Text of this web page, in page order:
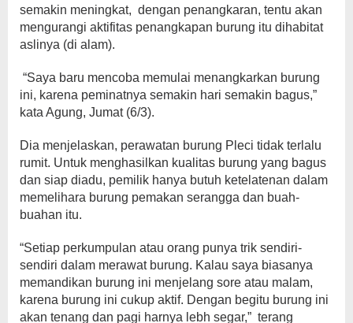
semakin meningkat, dengan penangkaran, tentu akan
mengurangi aktifitas penangkapan burung itu dihabitat
aslinya (di alam).
“Saya baru mencoba memulai menangkarkan burung
ini, karena peminatnya semakin hari semakin bagus,”
kata Agung, Jumat (6/3).
Dia menjelaskan, perawatan burung Pleci tidak terlalu
rumit. Untuk menghasilkan kualitas burung yang bagus
dan siap diadu, pemilik hanya butuh ketelatenan dalam
memelihara burung pemakan serangga dan buah-
buahan itu.
“Setiap perkumpulan atau orang punya trik sendiri-
sendiri dalam merawat burung. Kalau saya biasanya
memandikan burung ini menjelang sore atau malam,
karena burung ini cukup aktif. Dengan begitu burung ini
akan tenang dan pagi harnya lebh segar,” terang